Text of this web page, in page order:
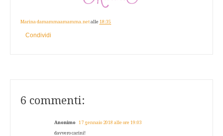
Marina damammaamamma.net alle 18:35
Condividi
6 commenti:
Anonimo 17 gennaio 2018 alle ore 19:03
davvero carini!